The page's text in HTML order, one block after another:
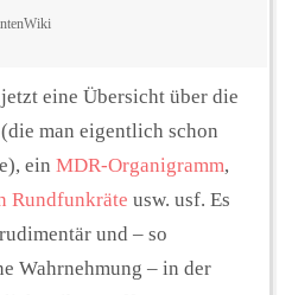
eine Übersicht über die
(die man eigentlich schon
ein MDR-Organigramm,
Rundfunkräte usw. usf. Es
und – so
Wahrnehmung – in der